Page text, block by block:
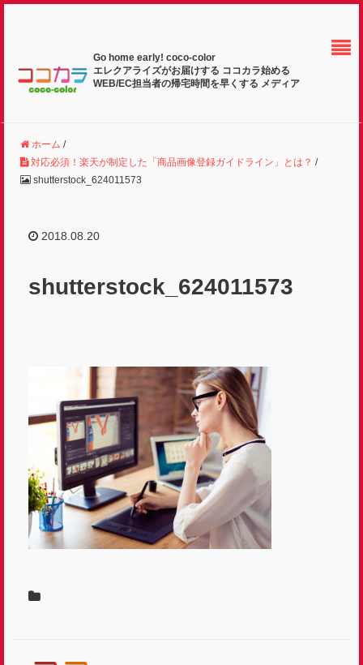
Go home early! coco-color
エレクアライズがお届けする ココカラ始める
WEB/EC担当者の帰宅時間を早くする メディア
ホーム /
対応必須！楽天が制定した「商品画像登録ガイドライン」とは？ /
shutterstock_624011573
2018.08.20
shutterstock_624011573